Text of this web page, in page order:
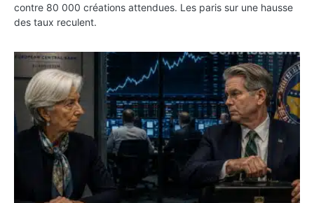
contre 80 000 créations attendues. Les paris sur une hausse
des taux reculent.
Yen : Washington a vendu des euros sans prévenir la